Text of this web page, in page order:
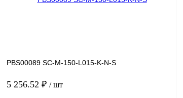
PBS00089 SC-M-150-L015-K-N-S
5 256.52 ₽ / шт